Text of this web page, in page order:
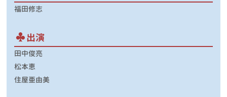
福田修志
出演
田中俊亮
松本恵
住屋亜由美